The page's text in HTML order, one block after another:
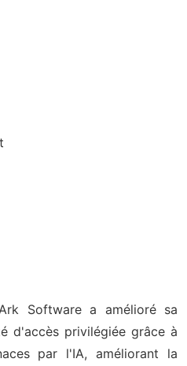
Software a amélioré sa
d'accès privilégiée grâce à
par l'IA, améliorant la